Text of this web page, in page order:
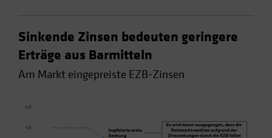
Sinkende Zinsen bedeuten geringere
Erträge aus Barmitteln
Am Markt eingepreiste EZB-Zinsen